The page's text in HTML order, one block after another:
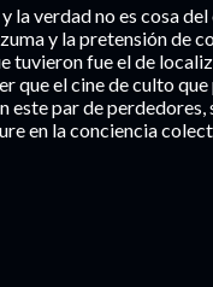
la verdad no es cosa
y la pretensión de
tuvieron fue el de
que el cine de culto
par de perdedores,
en la conciencia